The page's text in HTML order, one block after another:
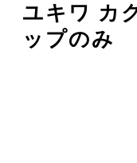
ユキワ カ
ップのみ